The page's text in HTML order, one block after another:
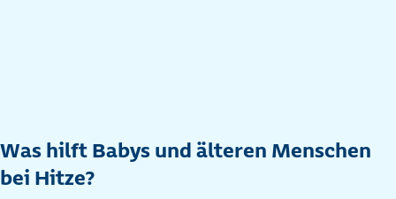
Was hilft Babys und älteren Menschen
bei Hitze?